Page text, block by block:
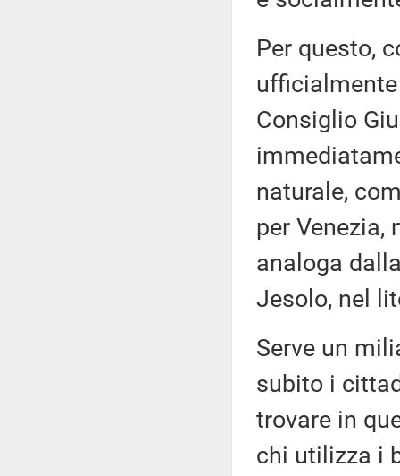
Per questo,
ufficialmente
Consiglio
naturale,
per Venezia,
analoga
Jesolo, nel
Serve un
subito i
trovare in
chi utilizza i